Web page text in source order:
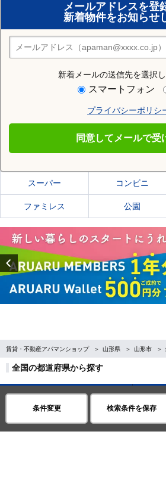
条件変更 検索条件を保存
メールアドレスを登
新着物件をお知らせ
新着メールの送信先を選択
スマートフォン
プライバシーポリシ
同意してメールで受
おまかせ物件リクエスト
住みたい街の店舗を探す
店舗検索
住む街研究所で山形市の情報を見る
山形市の施設一覧
スーパー コンビニ
ファミレス 公園
Previous
賃貸・不動産アパマンショップ 山形県 山形市
全国の都道府県から探す
企業・IR情報
プライバシーポリシー